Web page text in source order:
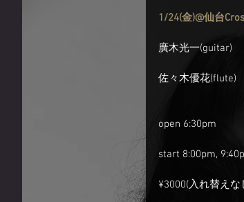
1/24(金)@仙台
廣木光一(guitar)
佐々木優花(flute)
open 6:30pm
start 8:00pm,
¥3000(入れ替えな